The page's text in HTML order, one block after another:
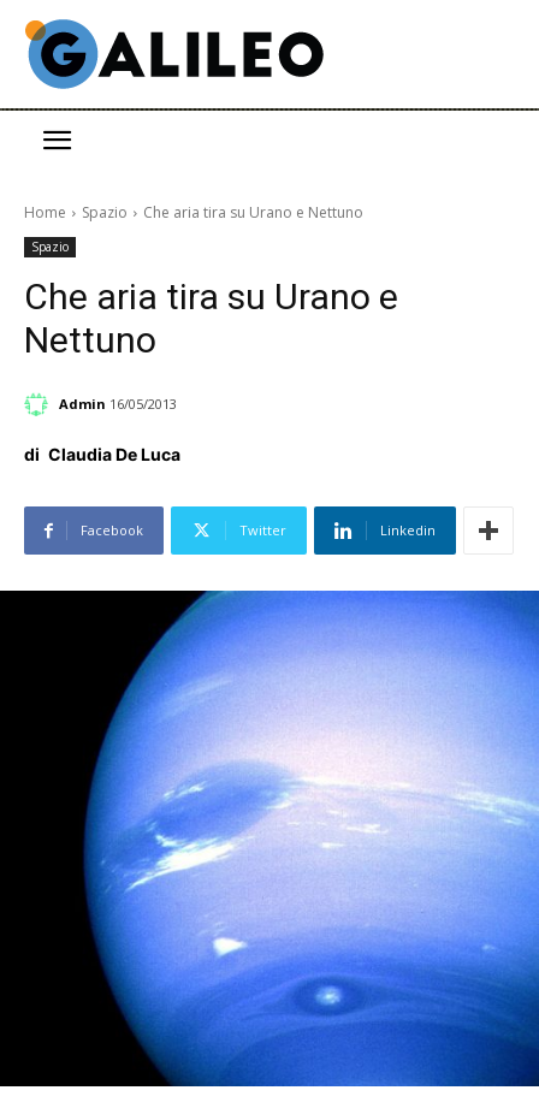
Home Spazio Che aria tira su Urano e Nettuno
Spazio
Che aria tira su Urano e
Nettuno
Admin 16/05/2013
di Claudia De Luca
Facebook Twitter Linkedin